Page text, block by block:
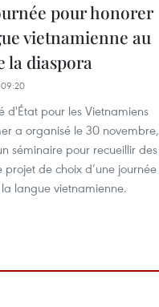
pour honorer
vietnamienne au
la diaspora
d'État pour les Vietnamiens
a organisé le 30 novembre,
séminaire pour recueillir des
projet de choix d’une journée
langue vietnamienne.